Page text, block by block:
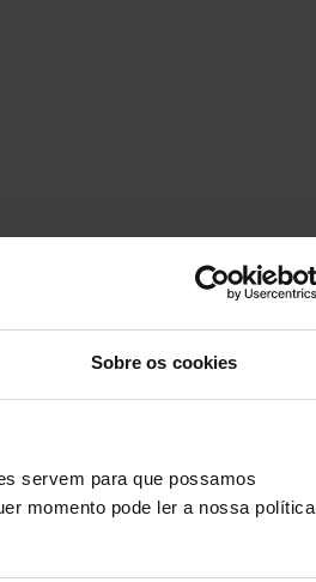
Sobre os cookies
servem para que possamos
momento pode ler a nossa política